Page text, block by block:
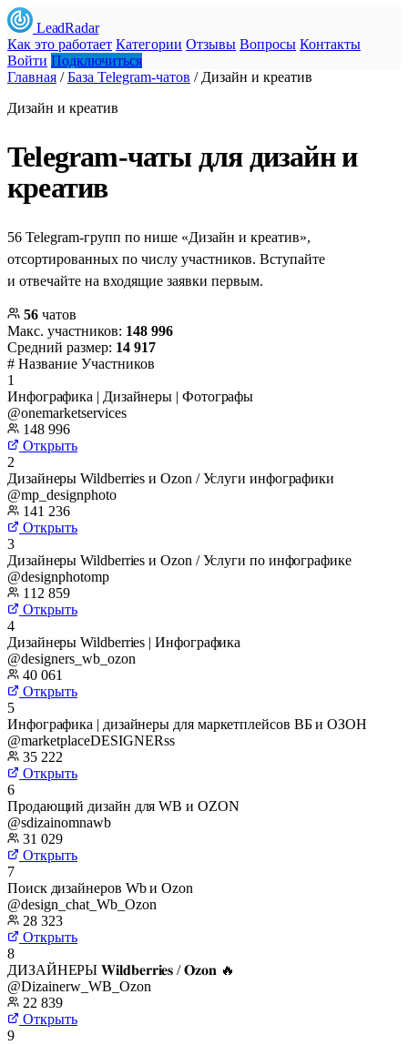
LeadRadar
Как это работает Категории Отзывы Вопросы Контакты
Войти Подключиться
Главная / База Telegram-чатов / Дизайн и креатив
Дизайн и креатив
Telegram-чаты для дизайн и
креатив
56 Telegram-групп по нише «Дизайн и креатив»,
отсортированных по числу участников. Вступайте
и отвечайте на входящие заявки первым.
56 чатов
Макс. участников: 148 996
Средний размер: 14 917
# Название Участников
1
Инфографика | Дизайнеры | Фотографы
@onemarketservices
148 996
Открыть
2
Дизайнеры Wildberries и Ozon / Услуги инфографики
@mp_designphoto
141 236
Открыть
3
Дизайнеры Wildberries и Ozon / Услуги по инфографике
@designphotomp
112 859
Открыть
4
Дизайнеры Wildberries | Инфографика
@designers_wb_ozon
40 061
Открыть
5
Инфографика | дизайнеры для маркетплейсов ВБ и ОЗОН
@marketplaceDESIGNERss
35 222
Открыть
6
Продающий дизайн для WB и OZON
@sdizainomnawb
31 029
Открыть
7
Поиск дизайнеров Wb и Ozon
@design_chat_Wb_Ozon
28 323
Открыть
8
ДИЗАЙНЕРЫ 𝐖𝐢𝐥𝐝𝐛𝐞𝐫𝐫𝐢𝐞𝐬 / 𝐎𝐳𝐨𝐧 🔥
@Dizainerw_WB_Ozon
22 839
Открыть
9